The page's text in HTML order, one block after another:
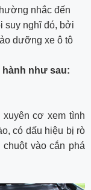
nhắc đến
suy nghĩ đó, bởi
dưỡng xe ô tô
như sau:
cơ xem tình
có dấu hiệu bị rò
vào cắn phá